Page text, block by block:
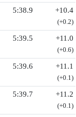
5:38.9 +10.4
(+0.2)
5:39.5 +11.0
(+0.6)
5:39.6 +11.1
(+0.1)
5:39.7 +11.2
(+0.1)